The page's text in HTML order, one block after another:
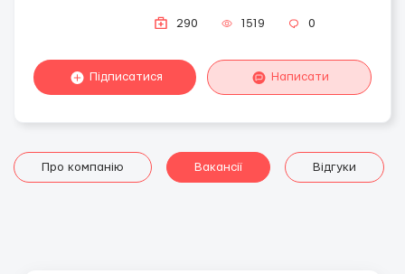
290 1519 0
Підписатися Написати
Про компанію Вакансії Відгуки